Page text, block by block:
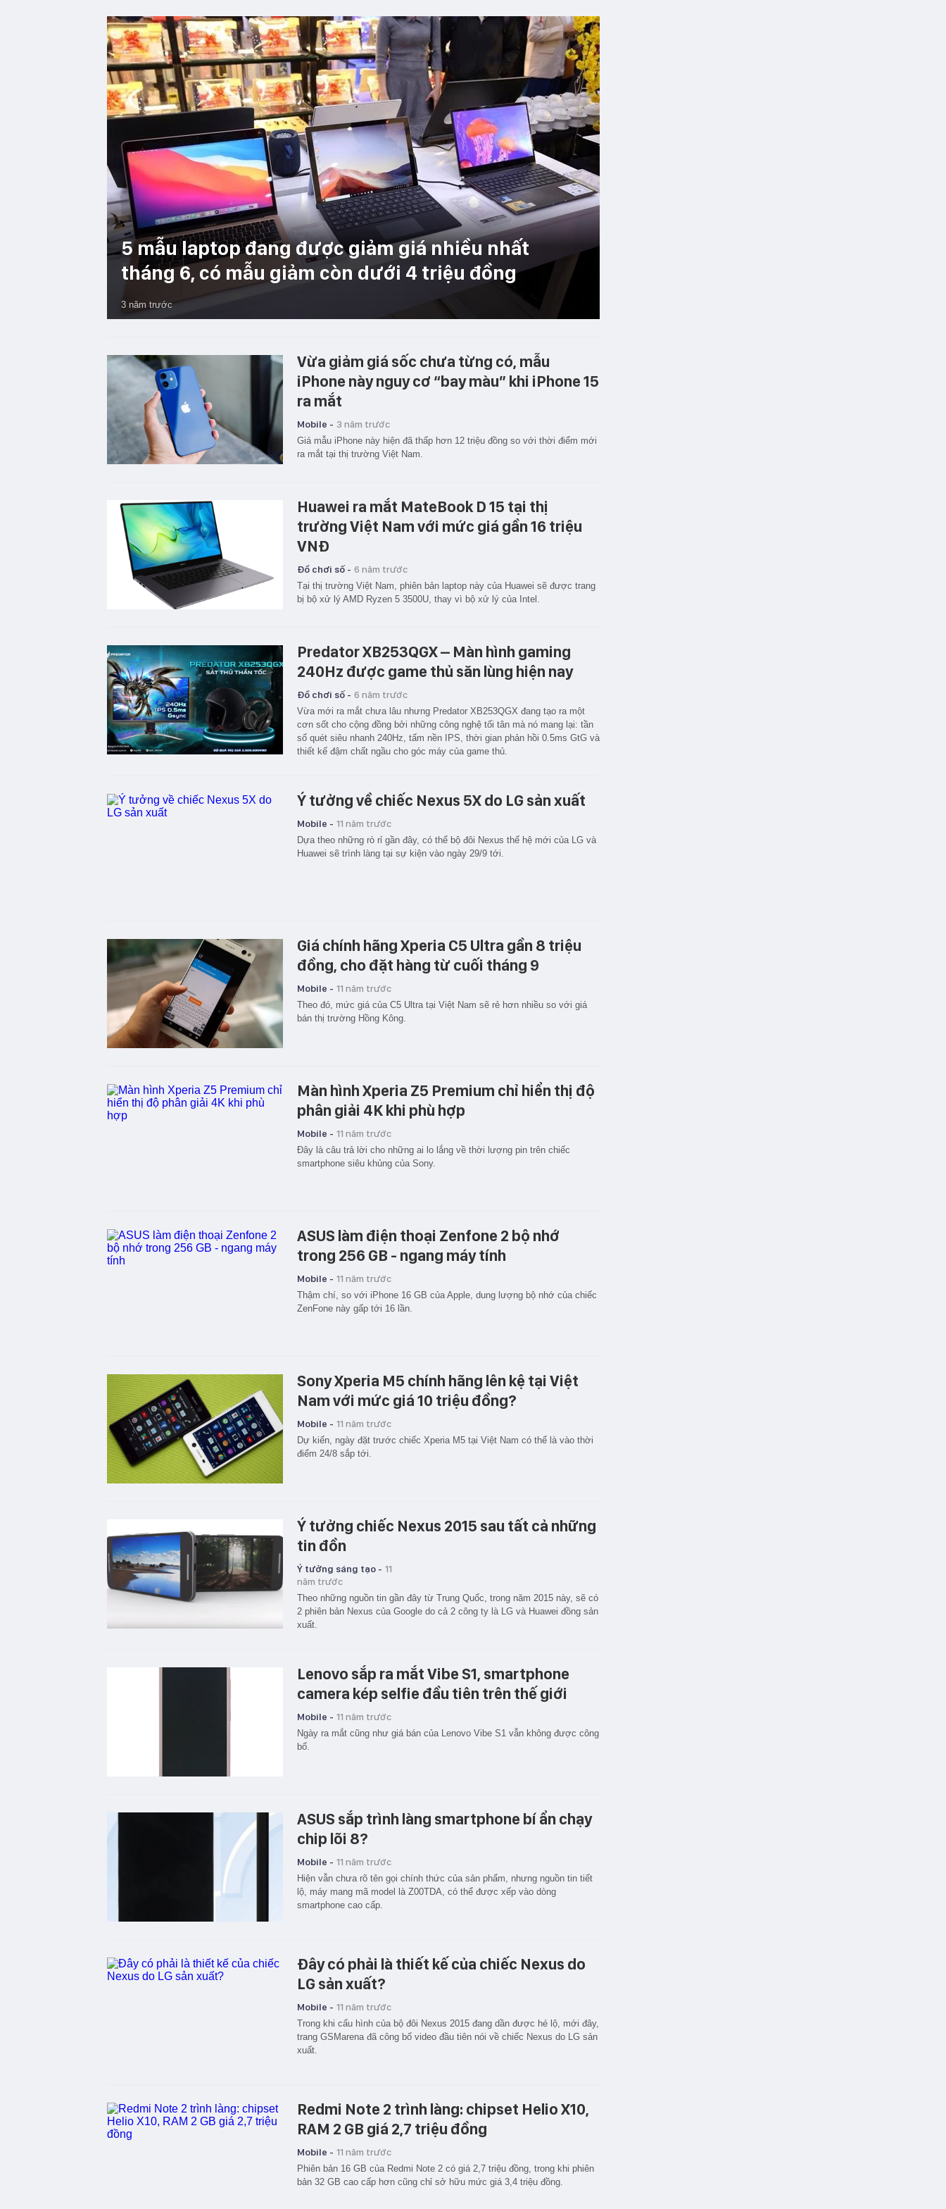
5 mẫu laptop đang được giảm giá nhiều nhất
tháng 6, có mẫu giảm còn dưới 4 triệu đồng
3 năm trước
Vừa giảm giá sốc chưa từng có, mẫu
iPhone này nguy cơ “bay màu” khi iPhone 15
ra mắt
Mobile - 3 năm trước
Giá mẫu iPhone này hiện đã thấp hơn 12 triệu đồng so với thời điểm mới
ra mắt tại thị trường Việt Nam.
Huawei ra mắt MateBook D 15 tại thị
trường Việt Nam với mức giá gần 16 triệu
VNĐ
Đồ chơi số - 6 năm trước
Tại thị trường Việt Nam, phiên bản laptop này của Huawei sẽ được trang
bị bộ xử lý AMD Ryzen 5 3500U, thay vì bộ xử lý của Intel.
Predator XB253QGX – Màn hình gaming
240Hz được game thủ săn lùng hiện nay
Đồ chơi số - 6 năm trước
Vừa mới ra mắt chưa lâu nhưng Predator XB253QGX đang tạo ra một
cơn sốt cho cộng đồng bởi những công nghệ tối tân mà nó mang lại: tần
số quét siêu nhanh 240Hz, tấm nền IPS, thời gian phản hồi 0.5ms GtG và
thiết kế đậm chất ngầu cho góc máy của game thủ.
Ý tưởng về chiếc Nexus 5X do LG sản xuất
Mobile - 11 năm trước
Dựa theo những rò rỉ gần đây, có thể bộ đôi Nexus thế hệ mới của LG và
Huawei sẽ trình làng tại sự kiện vào ngày 29/9 tới.
Giá chính hãng Xperia C5 Ultra gần 8 triệu
đồng, cho đặt hàng từ cuối tháng 9
Mobile - 11 năm trước
Theo đó, mức giá của C5 Ultra tại Việt Nam sẽ rẻ hơn nhiều so với giá
bán thị trường Hồng Kông.
Màn hình Xperia Z5 Premium chỉ hiển thị độ
phân giải 4K khi phù hợp
Mobile - 11 năm trước
Đây là câu trả lời cho những ai lo lắng về thời lượng pin trên chiếc
smartphone siêu khủng của Sony.
ASUS làm điện thoại Zenfone 2 bộ nhớ
trong 256 GB - ngang máy tính
Mobile - 11 năm trước
Thậm chí, so với iPhone 16 GB của Apple, dung lượng bộ nhớ của chiếc
ZenFone này gấp tới 16 lần.
Sony Xperia M5 chính hãng lên kệ tại Việt
Nam với mức giá 10 triệu đồng?
Mobile - 11 năm trước
Dự kiến, ngày đặt trước chiếc Xperia M5 tại Việt Nam có thể là vào thời
điểm 24/8 sắp tới.
Ý tưởng chiếc Nexus 2015 sau tất cả những
tin đồn
Ý tưởng sáng tạo - 11
năm trước
Theo những nguồn tin gần đây từ Trung Quốc, trong năm 2015 này, sẽ có
2 phiên bản Nexus của Google do cả 2 công ty là LG và Huawei đồng sản
xuất.
Lenovo sắp ra mắt Vibe S1, smartphone
camera kép selfie đầu tiên trên thế giới
Mobile - 11 năm trước
Ngày ra mắt cũng như giá bán của Lenovo Vibe S1 vẫn không được công
bố.
ASUS sắp trình làng smartphone bí ẩn chạy
chip lõi 8?
Mobile - 11 năm trước
Hiện vẫn chưa rõ tên gọi chính thức của sản phẩm, nhưng nguồn tin tiết
lộ, máy mang mã model là Z00TDA, có thể được xếp vào dòng
smartphone cao cấp.
Đây có phải là thiết kế của chiếc Nexus do
LG sản xuất?
Mobile - 11 năm trước
Trong khi cấu hình của bộ đôi Nexus 2015 đang dần được hé lộ, mới đây,
trang GSMarena đã công bố video đầu tiên nói về chiếc Nexus do LG sản
xuất.
Redmi Note 2 trình làng: chipset Helio X10,
RAM 2 GB giá 2,7 triệu đồng
Mobile - 11 năm trước
Phiên bản 16 GB của Redmi Note 2 có giá 2,7 triệu đồng, trong khi phiên
bản 32 GB cao cấp hơn cũng chỉ sở hữu mức giá 3,4 triệu đồng.